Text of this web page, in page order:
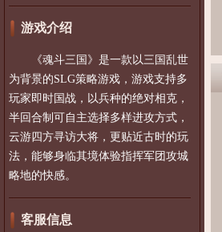
游戏介绍
《魂斗三国》是一款以三国乱世
为背景的SLG策略游戏，游戏支持多
玩家即时国战，以兵种的绝对相克，
半回合制可自主选择多样进攻方式，
云游四方寻访大将，更贴近古时的玩
法，能够身临其境体验指挥军团攻城
略地的快感。
客服信息